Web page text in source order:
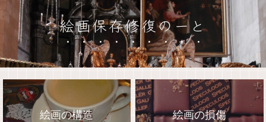
絵画保存修復のーと
絵画の構造 絵画の損傷